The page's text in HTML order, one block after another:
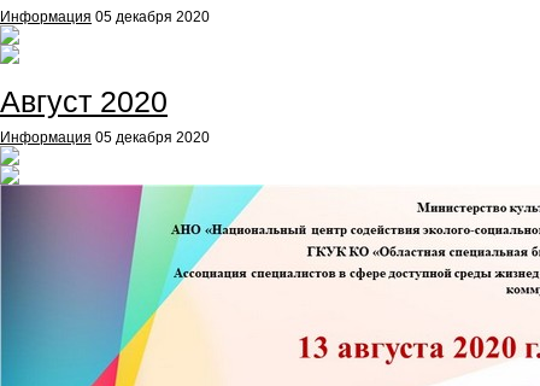
Информация 05 декабря 2020
Август 2020
Информация 05 декабря 2020